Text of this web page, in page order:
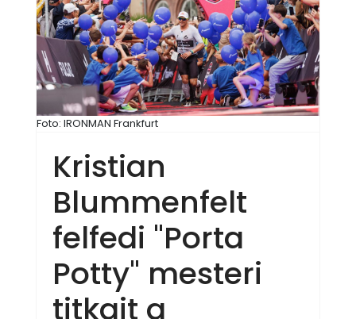
Foto: IRONMAN Frankfurt
Kristian
Blummenfelt
felfedi "Porta
Potty" mesteri
titkait a